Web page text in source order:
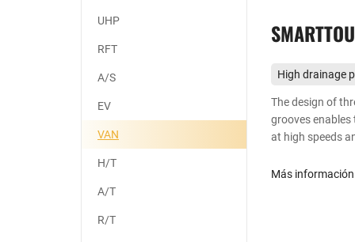
UHP
RFT
A/S
EV
VAN
H/T
A/T
R/T
High drainage
The design of
grooves
at high speeds
Más